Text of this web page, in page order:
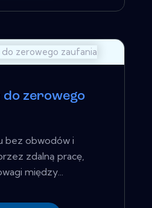
zerowego
bez obwodów i
zdalną pracę,
między...